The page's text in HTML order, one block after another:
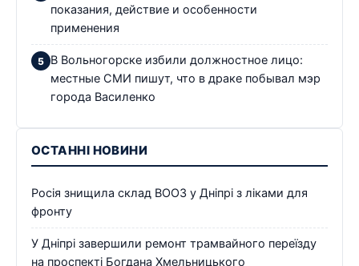
показания, действие и особенности
применения
В Вольногорске избили должностное лицо:
местные СМИ пишут, что в драке побывал мэр
города Василенко
ОСТАННІ НОВИНИ
Росія знищила склад ВООЗ у Дніпрі з ліками для
фронту
У Дніпрі завершили ремонт трамвайного переїзду
на проспекті Богдана Хмельницького